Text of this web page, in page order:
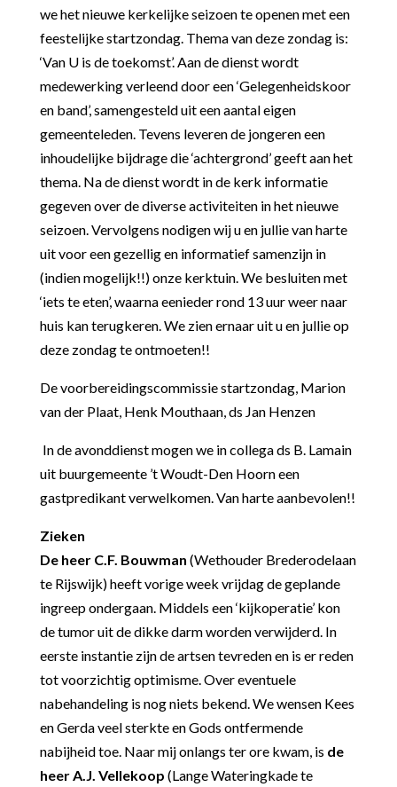
we het nieuwe kerkelijke seizoen te openen met een
feestelijke startzondag. Thema van deze zondag is:
‘Van U is de toekomst’. Aan de dienst wordt
medewerking verleend door een ‘Gelegenheidskoor
en band’, samengesteld uit een aantal eigen
gemeenteleden. Tevens leveren de jongeren een
inhoudelijke bijdrage die ‘achtergrond’ geeft aan het
thema. Na de dienst wordt in de kerk informatie
gegeven over de diverse activiteiten in het nieuwe
seizoen. Vervolgens nodigen wij u en jullie van harte
uit voor een gezellig en informatief samenzijn in
(indien mogelijk!!) onze kerktuin. We besluiten met
‘iets te eten’, waarna eenieder rond 13 uur weer naar
huis kan terugkeren. We zien ernaar uit u en jullie op
deze zondag te ontmoeten!!
De voorbereidingscommissie startzondag, Marion
van der Plaat, Henk Mouthaan, ds Jan Henzen
In de avonddienst mogen we in collega ds B. Lamain
uit buurgemeente ’t Woudt-Den Hoorn een
gastpredikant verwelkomen. Van harte aanbevolen!!
Zieken
De heer C.F. Bouwman (Wethouder Brederodelaan
te Rijswijk) heeft vorige week vrijdag de geplande
ingreep ondergaan. Middels een ‘kijkoperatie’ kon
de tumor uit de dikke darm worden verwijderd. In
eerste instantie zijn de artsen tevreden en is er reden
tot voorzichtig optimisme. Over eventuele
nabehandeling is nog niets bekend. We wensen Kees
en Gerda veel sterkte en Gods ontfermende
nabijheid toe. Naar mij onlangs ter ore kwam, is de
heer A.J. Vellekoop (Lange Wateringkade te